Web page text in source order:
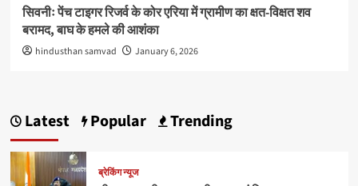
सिवनीः पेंच टाइगर रिजर्व के कोर एरिया में ग्रामीण का क्षत-विक्षत शव
बरामद, बाघ के हमले की आशंका
hindusthan samvad January 6, 2026
Latest Popular Trending
ब्रेकिंग न्यूज